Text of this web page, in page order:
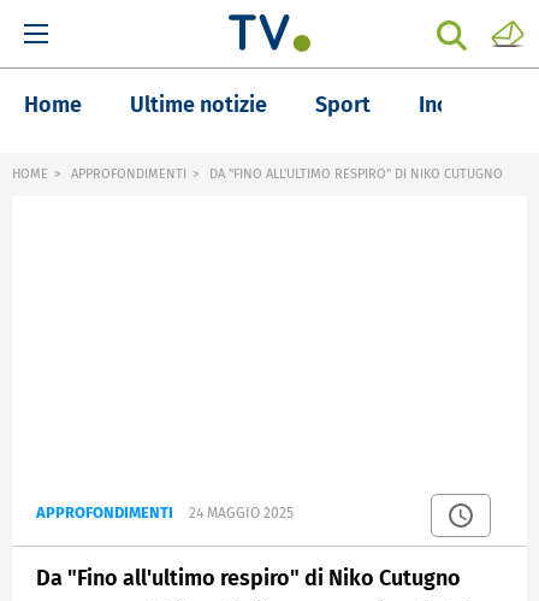
Home Ultime notizie Sport Inchieste
HOME APPROFONDIMENTI DA "FINO ALL'ULTIMO RESPIRO" DI NIKO CUTUGNO
APPROFONDIMENTI 24 MAGGIO 2025
Da "Fino all'ultimo respiro" di Niko Cutugno